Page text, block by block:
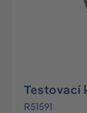
Testovací
R51591